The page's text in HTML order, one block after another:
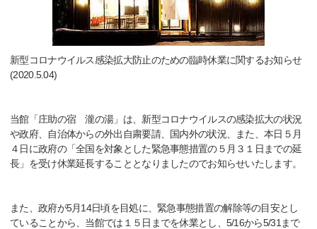
新型コロナウイルス感染拡大防止のための臨時休業に関するお知らせ
(2020.5.04)
当館「庄助の宿 瀧の湯」は、新型コロナウイルスの感染拡大の状況
や政府、自治体からの外出自粛要請、国内外の状況、また、本日５月
４日に政府の「全国を対象とした緊急事態措置の５月３１日までの延
長」を受け休業延長することとなりましたのでお知らせいたします。
また、政府が5月14日頃を目処に、緊急事態措置の解除等の目安とし
ていることから、当館では１５日までを休業とし、5/16から5/31まで